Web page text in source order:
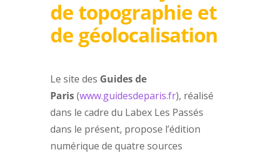
de topographie et
de géolocalisation
Le site des Guides de
Paris(www.guidesdeparis.fr), réalisé
dans le cadre du Labex Les Passés
dans le présent, propose l’édition
numérique de quatre sources